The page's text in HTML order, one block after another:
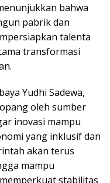
bahwa
pabrik dan
talenta
transformasi
Yudhi Sadewa,
oleh sumber
inovasi mampu
yang inklusif dan
akan terus
mampu
stabilitas